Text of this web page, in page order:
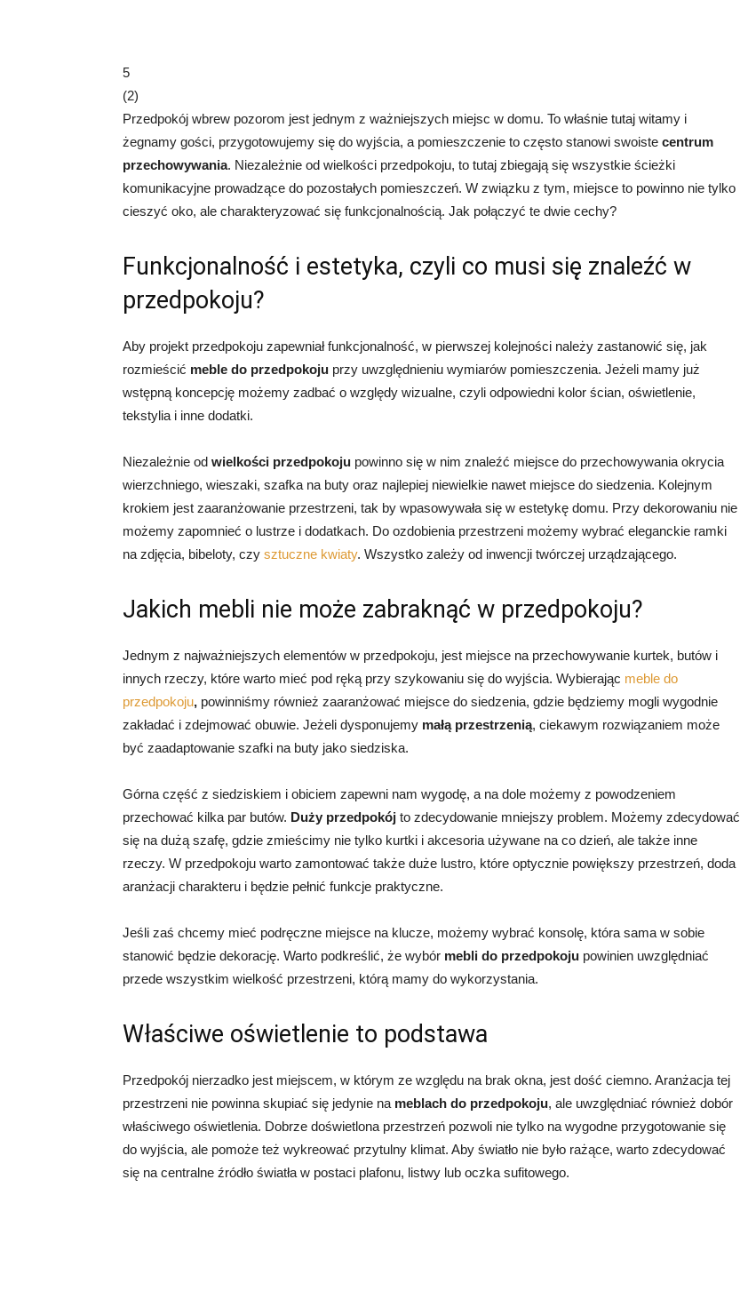
5
(2)
Przedpokój wbrew pozorom jest jednym z ważniejszych miejsc w domu. To właśnie tutaj witamy i
żegnamy gości, przygotowujemy się do wyjścia, a pomieszczenie to często stanowi swoiste centrum
przechowywania. Niezależnie od wielkości przedpokoju, to tutaj zbiegają się wszystkie ścieżki
komunikacyjne prowadzące do pozostałych pomieszczeń. W związku z tym, miejsce to powinno nie tylko
cieszyć oko, ale charakteryzować się funkcjonalnością. Jak połączyć te dwie cechy?
Funkcjonalność i estetyka, czyli co musi się znaleźć w
przedpokoju?
Aby projekt przedpokoju zapewniał funkcjonalność, w pierwszej kolejności należy zastanowić się, jak
rozmieścić meble do przedpokoju przy uwzględnieniu wymiarów pomieszczenia. Jeżeli mamy już
wstępną koncepcję możemy zadbać o względy wizualne, czyli odpowiedni kolor ścian, oświetlenie,
tekstylia i inne dodatki.
Niezależnie od wielkości przedpokoju powinno się w nim znaleźć miejsce do przechowywania okrycia
wierzchniego, wieszaki, szafka na buty oraz najlepiej niewielkie nawet miejsce do siedzenia. Kolejnym
krokiem jest zaaranżowanie przestrzeni, tak by wpasowywała się w estetykę domu. Przy dekorowaniu nie
możemy zapomnieć o lustrze i dodatkach. Do ozdobienia przestrzeni możemy wybrać eleganckie ramki
na zdjęcia, bibeloty, czy sztuczne kwiaty. Wszystko zależy od inwencji twórczej urządzającego.
Jakich mebli nie może zabraknąć w przedpokoju?
Jednym z najważniejszych elementów w przedpokoju, jest miejsce na przechowywanie kurtek, butów i
innych rzeczy, które warto mieć pod ręką przy szykowaniu się do wyjścia. Wybierając meble do
przedpokoju, powinniśmy również zaaranżować miejsce do siedzenia, gdzie będziemy mogli wygodnie
zakładać i zdejmować obuwie. Jeżeli dysponujemy małą przestrzenią, ciekawym rozwiązaniem może
być zaadaptowanie szafki na buty jako siedziska.
Górna część z siedziskiem i obiciem zapewni nam wygodę, a na dole możemy z powodzeniem
przechować kilka par butów. Duży przedpokój to zdecydowanie mniejszy problem. Możemy zdecydować
się na dużą szafę, gdzie zmieścimy nie tylko kurtki i akcesoria używane na co dzień, ale także inne
rzeczy. W przedpokoju warto zamontować także duże lustro, które optycznie powiększy przestrzeń, doda
aranżacji charakteru i będzie pełnić funkcje praktyczne.
Jeśli zaś chcemy mieć podręczne miejsce na klucze, możemy wybrać konsolę, która sama w sobie
stanowić będzie dekorację. Warto podkreślić, że wybór mebli do przedpokoju powinien uwzględniać
przede wszystkim wielkość przestrzeni, którą mamy do wykorzystania.
Właściwe oświetlenie to podstawa
Przedpokój nierzadko jest miejscem, w którym ze względu na brak okna, jest dość ciemno. Aranżacja tej
przestrzeni nie powinna skupiać się jedynie na meblach do przedpokoju, ale uwzględniać również dobór
właściwego oświetlenia. Dobrze doświetlona przestrzeń pozwoli nie tylko na wygodne przygotowanie się
do wyjścia, ale pomoże też wykreować przytulny klimat. Aby światło nie było rażące, warto zdecydować
się na centralne źródło światła w postaci plafonu, listwy lub oczka sufitowego.